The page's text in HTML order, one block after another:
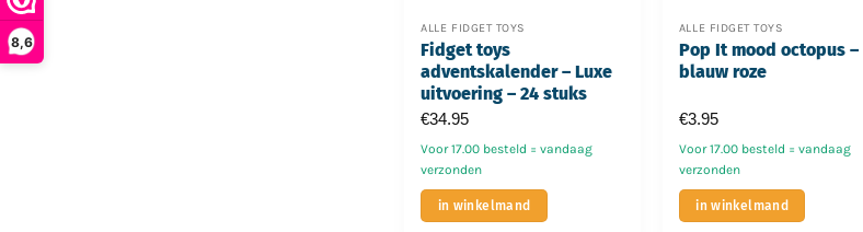
8,6
ALLE FIDGET TOYS
Fidget toys
adventskalender – Luxe
uitvoering – 24 stuks
Voor 17.00 besteld = vandaag
verzonden
€34.95
in winkelmand
ALLE FIDGET TOYS
Pop It mood octopus –
blauw roze
Voor 17.00 besteld = vandaag
verzonden
€3.95
in winkelmand